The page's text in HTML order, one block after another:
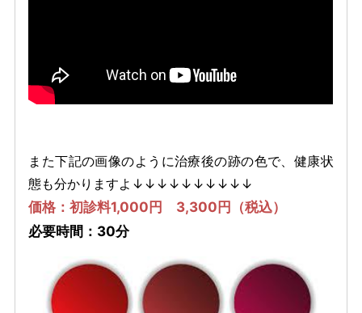
また下記の画像のように治療後の跡の色で、健康状
態も分かりますよ↓↓↓↓↓↓↓↓↓↓
価格：初診料1,000円 3,300円（税込）
必要時間：30分